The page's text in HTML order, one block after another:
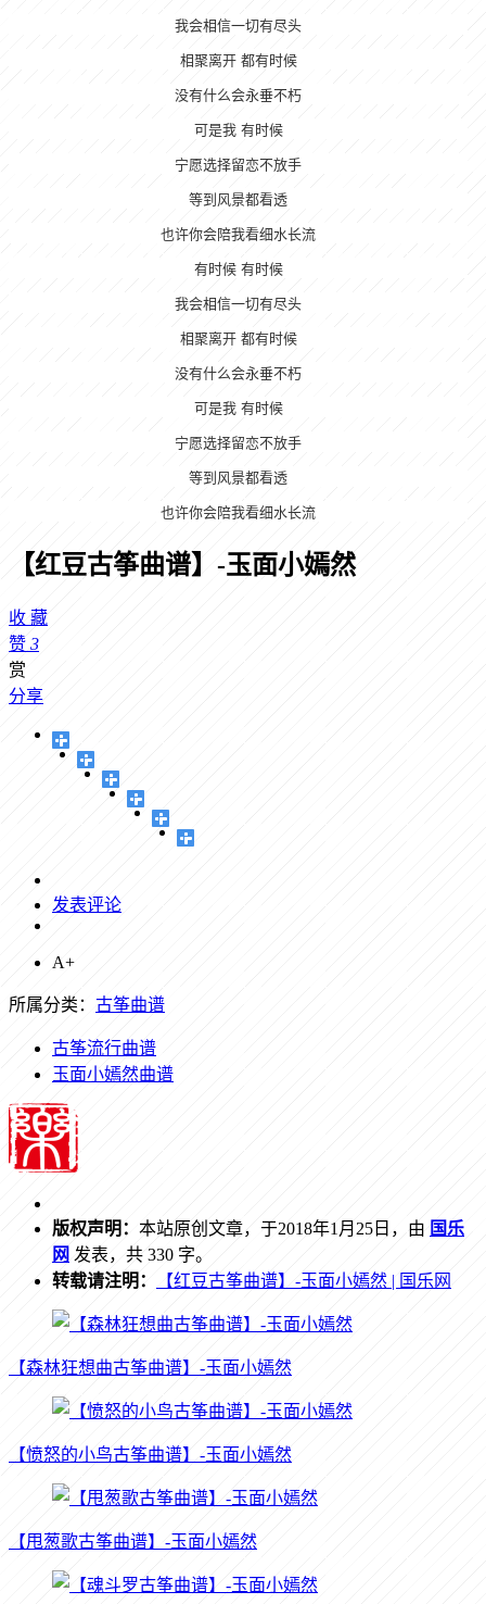
我会相信一切有尽头
相聚离开 都有时候
没有什么会永垂不朽
可是我 有时候
宁愿选择留恋不放手
等到风景都看透
也许你会陪我看细水长流
有时候 有时候
我会相信一切有尽头
相聚离开 都有时候
没有什么会永垂不朽
可是我 有时候
宁愿选择留恋不放手
等到风景都看透
也许你会陪我看细水长流
【红豆古筝曲谱】-玉面小嫣然
收 藏
赞 3
赏
分享
发表评论
A+
所属分类： 古筝曲谱
古筝流行曲谱
玉面小嫣然曲谱
版权声明： 本站原创文章，于2018年1月25日，由 国乐
网 发表，共 330 字。
转载请注明：
【红豆古筝曲谱】-玉面小嫣然 | 国乐网
【森林狂想曲古筝曲谱】-玉面小嫣然
【愤怒的小鸟古筝曲谱】-玉面小嫣然
【甩葱歌古筝曲谱】-玉面小嫣然